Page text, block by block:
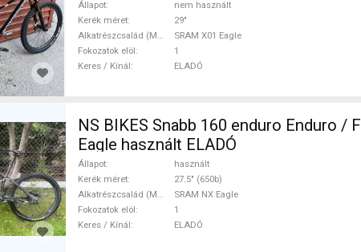
Állapot
nem használt
Kerék méret
29"
Alkatrészcsalád (MTB)
SRAM X01 Eagle
Fokozatok elöl
1
Keres / Kínál
ELADÓ
NS BIKES Snabb 160 enduro Enduro /
Eagle használt ELADÓ
Állapot
használt
Kerék méret
27.5" (650b)
Alkatrészcsalád (MTB)
SRAM NX Eagle
Fokozatok elöl
1
Keres / Kínál
ELADÓ